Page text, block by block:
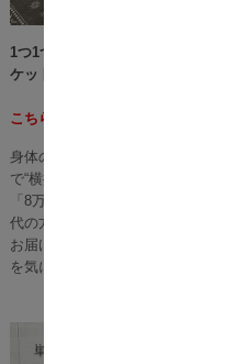
1つ1つのコイルが「点で体を支え
ケットコイルマットレスRikoo（リ
こちらの商品はマットレス・セミ
身体のラインにフィットし、マッ
で“横揺れが少ない”のが特徴のベッ
「8万回」の過酷な耐久テストを
代の方へ快適な睡眠を実現いたしま
お届けの際は、圧縮ロール状態な
を気にせずに受け取りができますよ